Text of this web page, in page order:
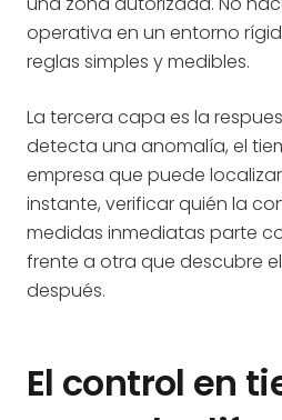
operativa en un entorno
reglas simples y medibles.
La tercera capa es la
detecta una anomalía, el
empresa que puede
instante, verificar quién la
medidas inmediatas parte
frente a otra que descubre
después.
El control en